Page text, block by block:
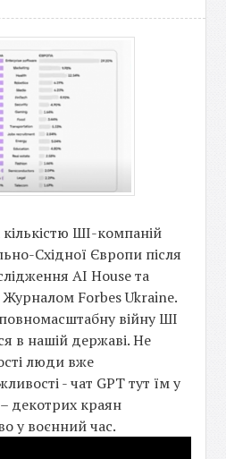
кількістю ШІ-компаній
Східної Європи після
AI House та
Forbes Ukraine.
війну ШІ
в нашій державі. Не
люди вже
- чат GPT тут їм у
декотрих краян
у воєнний час.